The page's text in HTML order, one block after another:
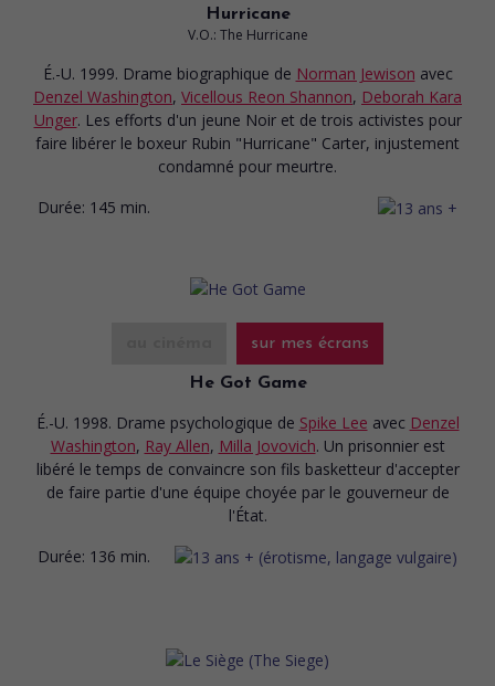
Hurricane
V.O.: The Hurricane
É.-U. 1999. Drame biographique de Norman Jewison avec
Denzel Washington, Vicellous Reon Shannon, Deborah Kara
Unger. Les efforts d'un jeune Noir et de trois activistes pour
faire libérer le boxeur Rubin "Hurricane" Carter, injustement
condamné pour meurtre.
Durée: 145 min.
sur mes écrans
He Got Game
É.-U. 1998. Drame psychologique de Spike Lee avec Denzel
Washington, Ray Allen, Milla Jovovich. Un prisonnier est
libéré le temps de convaincre son fils basketteur d'accepter
de faire partie d'une équipe choyée par le gouverneur de
l'État.
Durée: 136 min.